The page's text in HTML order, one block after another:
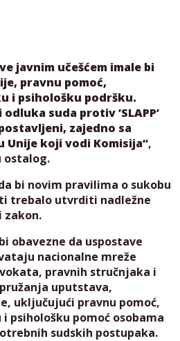
javnim učešćem imale bi
pravnu pomoć,
i psihološku podršku.
suda protiv ’SLAPP’
zajedno sa
Unije koji vodi Komisija“,
ostalog.
bi novim pravilima o sukobu
trebalo utvrditi nadležne
zakon.
obavezne da uspostave
nacionalne mreže
pravnih stručnjaka i
uputstava,
uključujući pravnu pomoć,
psihološku pomoć osobama
sudskih postupaka.